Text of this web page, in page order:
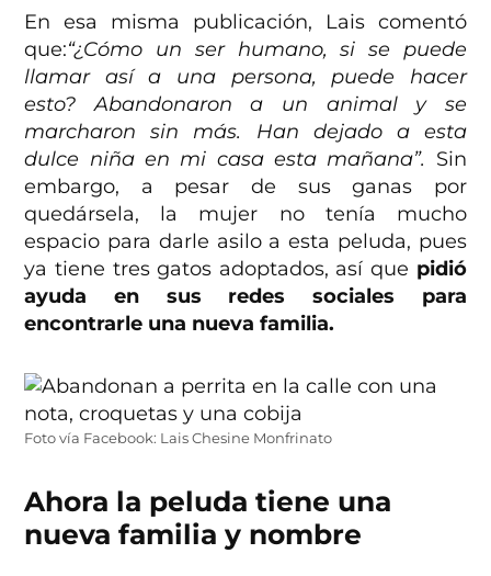
En esa misma publicación, Lais comentó
que:“¿Cómo un ser humano, si se puede
llamar así a una persona, puede hacer
esto? Abandonaron a un animal y se
marcharon sin más. Han dejado a esta
dulce niña en mi casa esta mañana”. Sin
embargo, a pesar de sus ganas por
quedársela, la mujer no tenía mucho
espacio para darle asilo a esta peluda, pues
ya tiene tres gatos adoptados, así que pidió
ayuda en sus redes sociales para
encontrarle una nueva familia.
Foto vía Facebook: Lais Chesine Monfrinato
Ahora la peluda tiene una
nueva familia y nombre